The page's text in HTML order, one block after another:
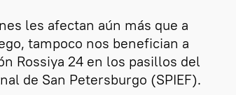
les afectan aún más que a
tampoco nos benefician a
Rossiya 24 en los pasillos del
de San Petersburgo (SPIEF).